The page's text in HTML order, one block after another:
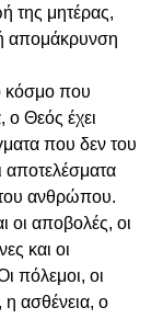
της μητέρας,
απομάκρυνση
κόσμο που
ο Θεός έχει
που δεν του
αποτελέσματα
ανθρώπου.
οι αποβολές, οι
και οι
πόλεμοι, οι
η ασθένεια, ο